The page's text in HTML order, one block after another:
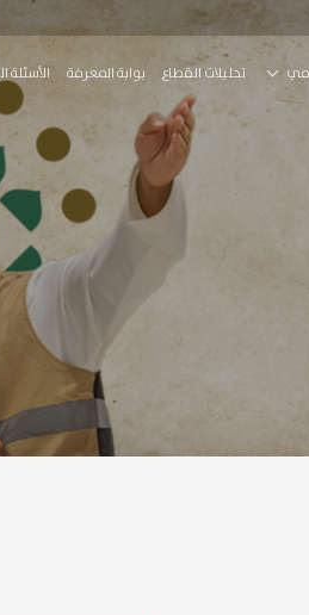
تحليلات القطاع بوابة المعرفة الأسئلة